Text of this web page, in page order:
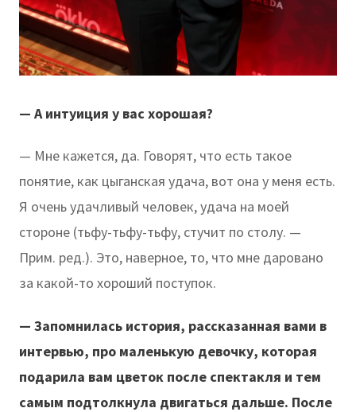
— А интуиция у вас хорошая?
— Мне кажется, да. Говорят, что есть такое
понятие, как цыганская удача, вот она у меня есть.
Я очень удачливый человек, удача на моей
стороне (тьфу-тьфу-тьфу, стучит по столу. —
Прим. ред.). Это, наверное, то, что мне даровано
за какой-то хороший поступок.
— Запомнилась история, рассказанная вами в
интервью, про маленькую девочку, которая
подарила вам цветок после спектакля и тем
самым подтолкнула двигаться дальше. После